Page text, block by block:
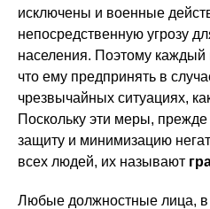
исключены и военные
непосредственную угрозу
населения. Поэтому каждый
что ему предпринять в
чрезвычайных ситуациях,
Поскольку эти меры,
защиту и минимизацию
всех людей, их называют
Любые должностные лица, в